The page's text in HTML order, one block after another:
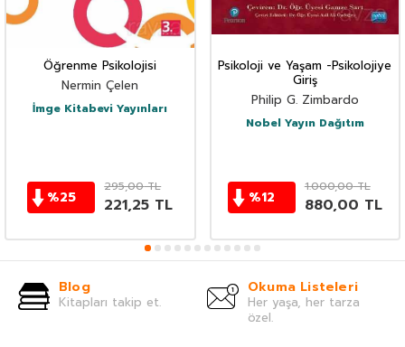
Öğrenme Psikolojisi
Nermin Çelen
İmge Kitabevi Yayınları
%25
295,00TL
221,25 TL
Psikoloji ve Yaşam -Psikolojiye
Giriş
Philip G. Zimbardo
Nobel Yayın Dağıtım
%12
1.000,00TL
880,00 TL
Blog
Kitapları takip et.
Okuma Listeleri
Her yaşa, her tarza
özel.